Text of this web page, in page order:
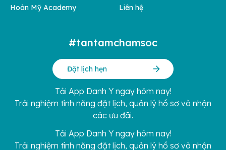
Hoàn Mỹ Academy Liên hệ
#tantamchamsoc
Đặt lịch hẹn
Tải App Danh Y ngay hôm nay!
Trải nghiệm tính năng đặt lịch, quản lý hồ sơ và nhận
các ưu đãi.
Tải App Danh Y ngay hôm nay!
Trải nghiệm tính năng đặt lịch, quản lý hồ sơ và nhận